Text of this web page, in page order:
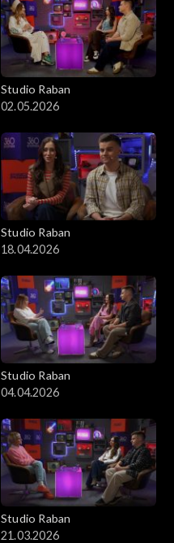
Studio Raban
02.05.2026
Studio Raban
18.04.2026
Studio Raban
04.04.2026
Studio Raban
21.03.2026